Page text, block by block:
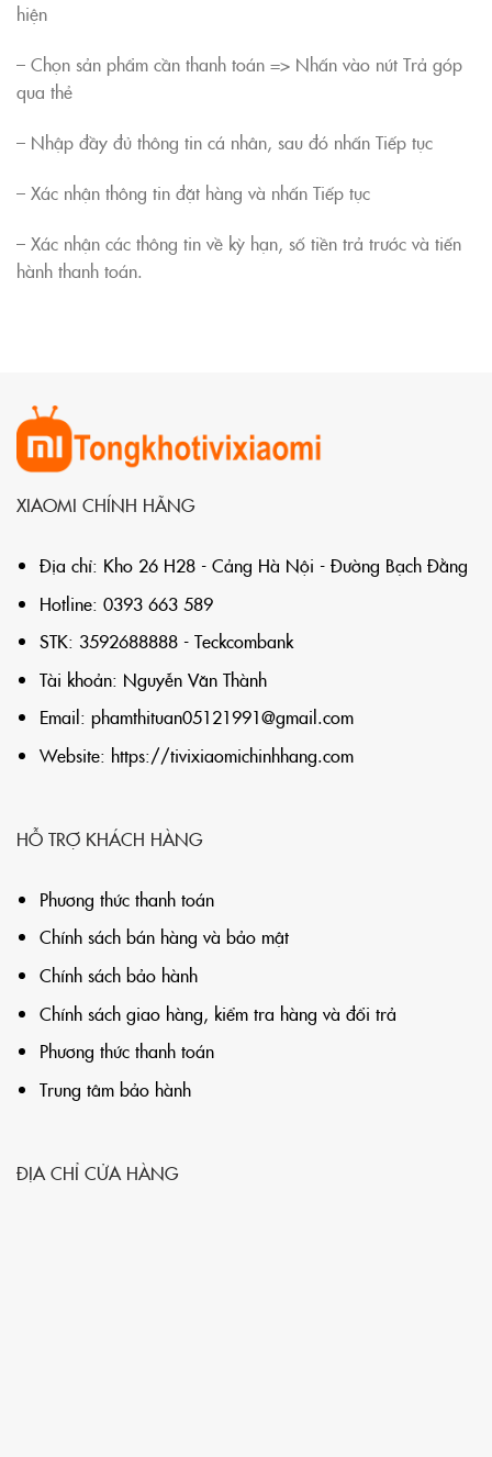
hiện
– Chọn sản phẩm cần thanh toán => Nhấn vào nút Trả góp
qua thẻ
– Nhập đầy đủ thông tin cá nhân, sau đó nhấn Tiếp tục
– Xác nhận thông tin đặt hàng và nhấn Tiếp tục
– Xác nhận các thông tin về kỳ hạn, số tiền trả trước và tiến
hành thanh toán.
XIAOMI CHÍNH HÃNG
Địa chỉ: Kho 26 H28 - Cảng Hà Nội - Đường Bạch Đằng
Hotline: 0393 663 589
STK: 3592688888 - Teckcombank
Tài khoản: Nguyễn Văn Thành
Email: phamthituan05121991@gmail.com
Website: https://tivixiaomichinhhang.com
HỖ TRỢ KHÁCH HÀNG
Phương thức thanh toán
Chính sách bán hàng và bảo mật
Chính sách bảo hành
Chính sách giao hàng, kiểm tra hàng và đổi trả
Phương thức thanh toán
Trung tâm bảo hành
ĐỊA CHỈ CỬA HÀNG